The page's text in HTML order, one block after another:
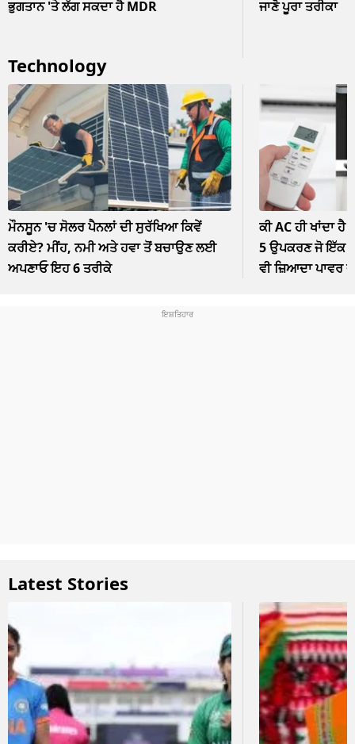
ਭੁਗਤਾਨ 'ਤੇ ਲੱਗ ਸਕਦਾ ਹੈ MDR ਜਾਣੋ ਪੂਰਾ ਤਰੀਕਾ
Technology
ਮੌਨਸੂਨ 'ਚ ਸੋਲਰ ਪੈਨਲਾਂ ਦੀ ਸੁਰੱਖਿਆ ਕਿਵੇਂ
ਕਰੀਏ? ਮੀਂਹ, ਨਮੀ ਅਤੇ ਹਵਾ ਤੋਂ ਬਚਾਉਣ ਲਈ
ਅਪਣਾਓ ਇਹ 6 ਤਰੀਕੇ
ਕੀ AC ਹੀ ਖਾਂਦਾ
5 ਉਪਕਰਣ ਜੋ ਇੱਕ
ਵੀ ਜ਼ਿਆਦਾ ਪਾਵਰ
Latest Stories